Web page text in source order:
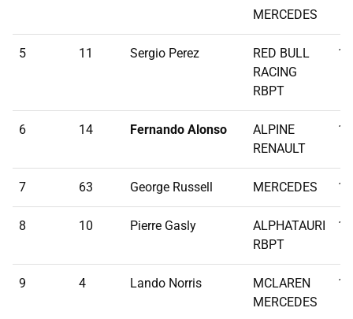
MERCEDES
5 11 Sergio Perez
RED BULL
RACING
RBPT
6 14 Fernando Alonso
ALPINE
RENAULT
7 63 George Russell MERCEDES
8 10 Pierre Gasly
ALPHATAURI
RBPT
9 4 Lando Norris
MCLAREN
MERCEDES